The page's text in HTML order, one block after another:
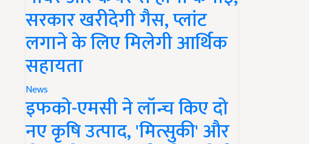
सरकार खरीदेगी गैस, प्लांट
लगाने के लिए मिलेगी आर्थिक
सहायता
News
इफको-एमसी ने लॉन्च किए दो
नए कृषि उत्पाद, 'मित्सुकी' और